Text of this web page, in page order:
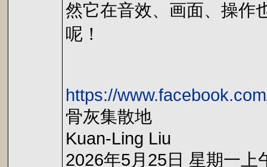
然它在音效、画面、操作
呢！
https://
骨灰集散地
Kuan-Ling Liu
2026年5月25日 星期一上